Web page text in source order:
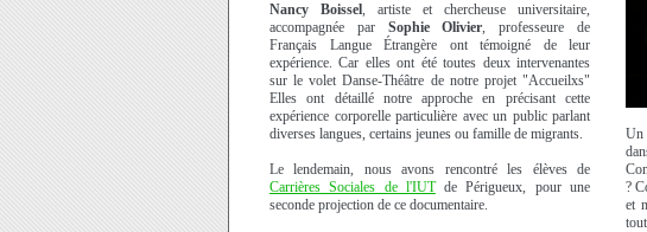
Nancy Boissel, artiste et chercheuse universitaire,
accompagnée par Sophie Olivier, professeure de
Français Langue Étrangère ont témoigné de leur
expérience. Car elles ont été toutes deux intervenantes
sur le volet Danse-Théâtre de notre projet "Accueilxs"
Elles ont détaillé notre approche en précisant cette
expérience corporelle particulière avec un public parlant
diverses langues, certains jeunes ou famille de migrants.
Le lendemain, nous avons rencontré les élèves de
Carrières Sociales de l'IUTde Périgueux, pour une
seconde projection de ce documentaire.
Un
?
et